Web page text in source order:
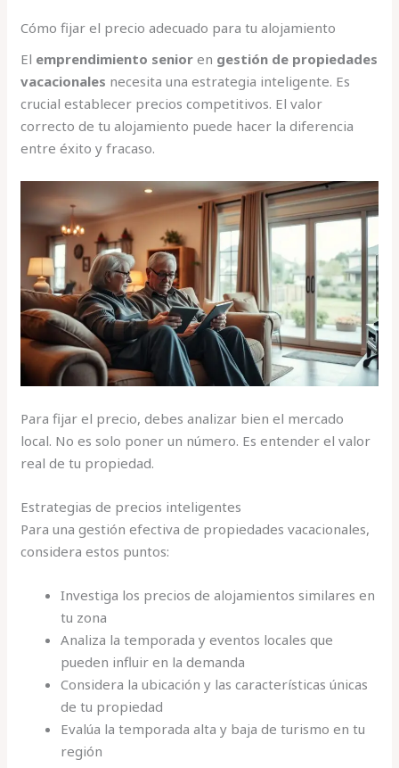
Cómo fijar el precio adecuado para tu alojamiento
El emprendimiento senior en gestión de propiedades
vacacionales necesita una estrategia inteligente. Es
crucial establecer precios competitivos. El valor
correcto de tu alojamiento puede hacer la diferencia
entre éxito y fracaso.
Para fijar el precio, debes analizar bien el mercado
local. No es solo poner un número. Es entender el valor
real de tu propiedad.
Estrategias de precios inteligentes
Para una gestión efectiva de propiedades vacacionales,
considera estos puntos:
Investiga los precios de alojamientos similares en
tu zona
Analiza la temporada y eventos locales que
pueden influir en la demanda
Considera la ubicación y las características únicas
de tu propiedad
Evalúa la temporada alta y baja de turismo en tu
región